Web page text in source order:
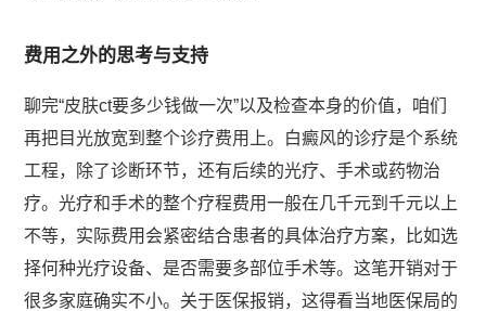
费用之外的思考与支持
聊完“皮肤ct要多少钱做一次”以及检查本身的价值，咱们
再把目光放宽到整个诊疗费用上。白癜风的诊疗是个系统
工程，除了诊断环节，还有后续的光疗、手术或药物治
疗。光疗和手术的整个疗程费用一般在几千元到千元以上
不等，实际费用会紧密结合患者的具体治疗方案，比如选
择何种光疗设备、是否需要多部位手术等。这笔开销对于
很多家庭确实不小。关于医保报销，这得看当地医保局的